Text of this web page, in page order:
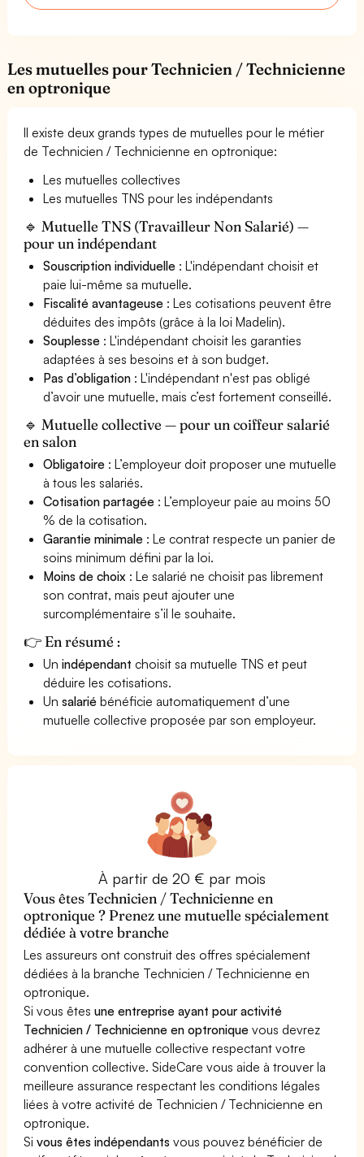
Les mutuelles pour Technicien / Technicienne
en optronique
Il existe deux grands types de mutuelles pour le métier
de Technicien / Technicienne en optronique:
Les mutuelles collectives
Les mutuelles TNS pour les indépendants
🔹 Mutuelle TNS (Travailleur Non Salarié) —
pour un indépendant
Souscription individuelle : L'indépendant choisit et
paie lui-même sa mutuelle.
Fiscalité avantageuse : Les cotisations peuvent être
déduites des impôts (grâce à la loi Madelin).
Souplesse : L'indépendant choisit les garanties
adaptées à ses besoins et à son budget.
Pas d’obligation : L'indépendant n'est pas obligé
d’avoir une mutuelle, mais c’est fortement conseillé.
🔹 Mutuelle collective — pour un coiffeur salarié
en salon
Obligatoire : L’employeur doit proposer une mutuelle
à tous les salariés.
Cotisation partagée : L’employeur paie au moins 50
% de la cotisation.
Garantie minimale : Le contrat respecte un panier de
soins minimum défini par la loi.
Moins de choix : Le salarié ne choisit pas librement
son contrat, mais peut ajouter une
surcomplémentaire s’il le souhaite.
👉 En résumé :
Unindépendant choisit sa mutuelle TNS et peut
déduire les cotisations.
Unsalarié bénéficie automatiquement d’une
mutuelle collective proposée par son employeur.
À partir de 20 € par mois
Vous êtes Technicien / Technicienne en
optronique ? Prenez une mutuelle spécialement
dédiée à votre branche
Les assureurs ont construit des offres spécialement
dédiées à la branche Technicien / Technicienne en
optronique.
Si vous êtesune entreprise ayant pour activité
Technicien / Technicienne en optronique vous devrez
adhérer à une mutuelle collective respectant votre
convention collective. SideCare vous aide à trouver la
meilleure assurance respectant les conditions légales
liées à votre activité de Technicien / Technicienne en
optronique.
Sivous êtes indépendants vous pouvez bénéficier de